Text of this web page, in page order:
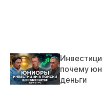
почему
деньги